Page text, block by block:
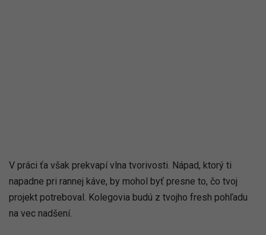
V práci ťa však prekvapí vlna tvorivosti. Nápad, ktorý ti
napadne pri rannej káve, by mohol byť presne to, čo tvoj
projekt potreboval. Kolegovia budú z tvojho fresh pohľadu
na vec nadšení.